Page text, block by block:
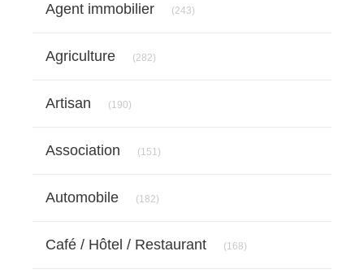
Agent immobilier (243)
Agriculture (282)
Artisan (190)
Association (151)
Automobile (182)
Café / Hôtel / Restaurant (168)